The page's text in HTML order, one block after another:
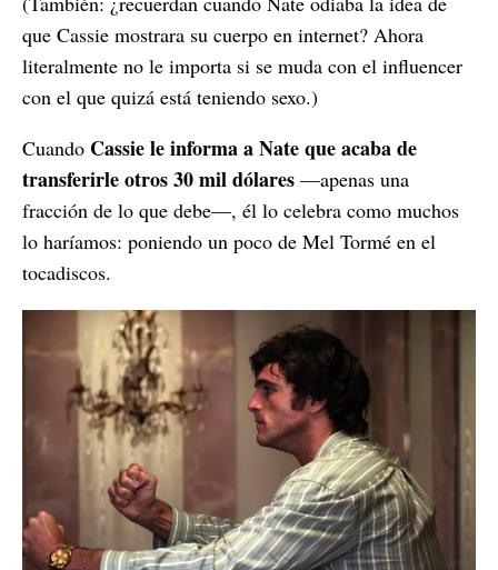
que Cassie mostrara su cuerpo en internet? Ahora
literalmente no le importa si se muda con el influencer
con el que quizá está teniendo sexo.)
Cuando Cassie le informa a Nate que acaba de
transferirle otros 30 mil dólares —apenas una
fracción de lo que debe—, él lo celebra como muchos
lo haríamos: poniendo un poco de Mel Tormé en el
tocadiscos.